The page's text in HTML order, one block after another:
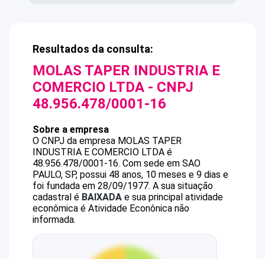
Resultados da consulta:
MOLAS TAPER INDUSTRIA E
COMERCIO LTDA - CNPJ
48.956.478/0001-16
Sobre a empresa
O CNPJ da empresa MOLAS TAPER
INDUSTRIA E COMERCIO LTDA é
48.956.478/0001-16. Com sede em SAO
PAULO, SP, possui 48 anos, 10 meses e 9 dias e
foi fundada em 28/09/1977. A sua situação
cadastral é BAIXADA e sua principal atividade
econômica é Atividade Econônica não
informada.